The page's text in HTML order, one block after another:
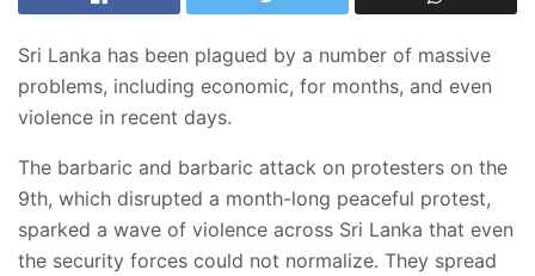
Sri Lanka has been plagued by a number of massive
problems, including economic, for months, and even
violence in recent days.
The barbaric and barbaric attack on protesters on the
9th, which disrupted a month-long peaceful protest,
sparked a wave of violence across Sri Lanka that even
the security forces could not normalize. They spread